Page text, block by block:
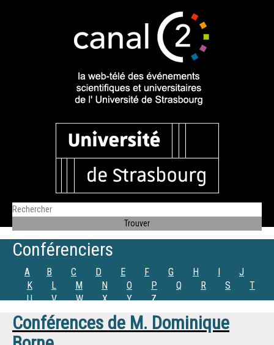
Conférenciers
A B C D E F G H I
J
K
L M N O P Q R S
T
U
V W X Y Z
Conférences de M. Dominique